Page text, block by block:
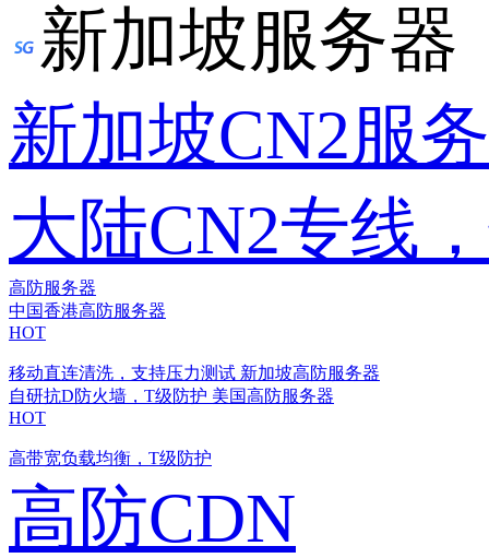
新加坡服务器
新加坡CN2服
大陆CN2专线
高防服务器
中国香港高防服务器
HOT
移动直连清洗，支持压力测试 新加坡高防服务器
自研抗D防火墙，T级防护 美国高防服务器
HOT
高带宽负载均衡，T级防护
高防CDN